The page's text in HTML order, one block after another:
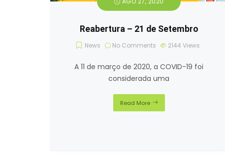
Reabertura – 21 de Setembro
News No Comments 2144 Views
A 11 de março de 2020, a COVID-19 foi
considerada uma
Read More